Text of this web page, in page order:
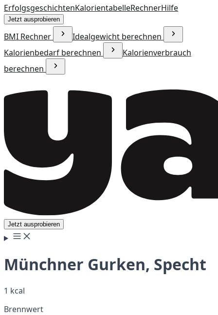
ErfolgsgeschichtenKalorientabelleRechnerHilfe
Jetzt ausprobieren
BMI Rechner
Idealgewicht berechnen
Kalorienbedarf berechnen
Kalorienverbrauch
berechnen
Jetzt ausprobieren
Münchner Gurken, Specht
1 kcal
Brennwert